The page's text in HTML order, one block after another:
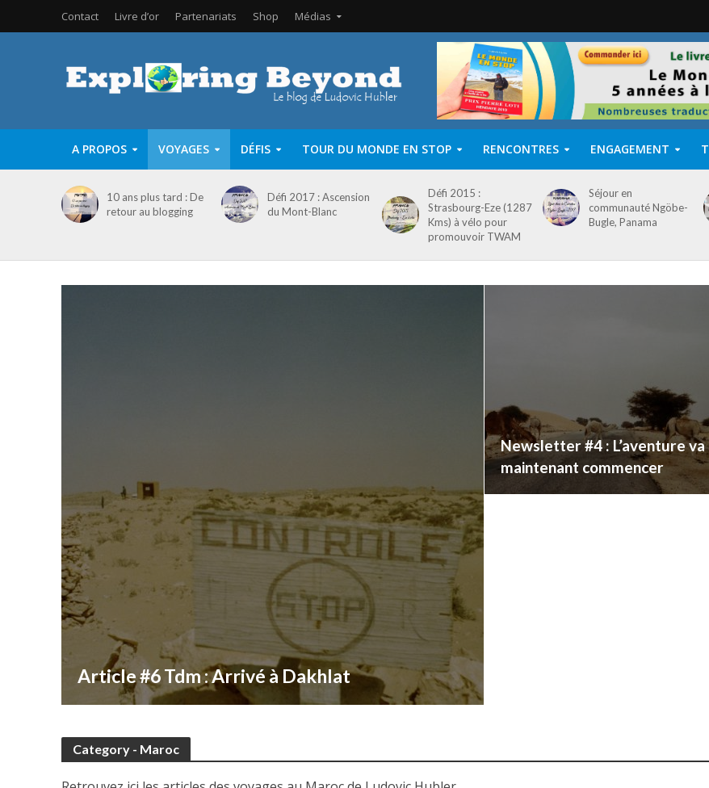
Contact Livre d’or Partenariats Shop Médias
A PROPOS VOYAGES DÉFIS TOUR DU MONDE EN STOP RENCONTRES ENGAGEMENT
10 ans plus tard : De
retour au blogging
Défi 2017 : Ascension
du Mont-Blanc
Défi 2015 :
Strasbourg-Eze (1287
Kms) à vélo pour
promouvoir TWAM
Séjour en
communauté Ngöbe-
Bugle, Panama
Article #6 Tdm : Arrivé à Dakhlat
Newsletter #4 : L’aventure va
maintenant commencer
Category - Maroc